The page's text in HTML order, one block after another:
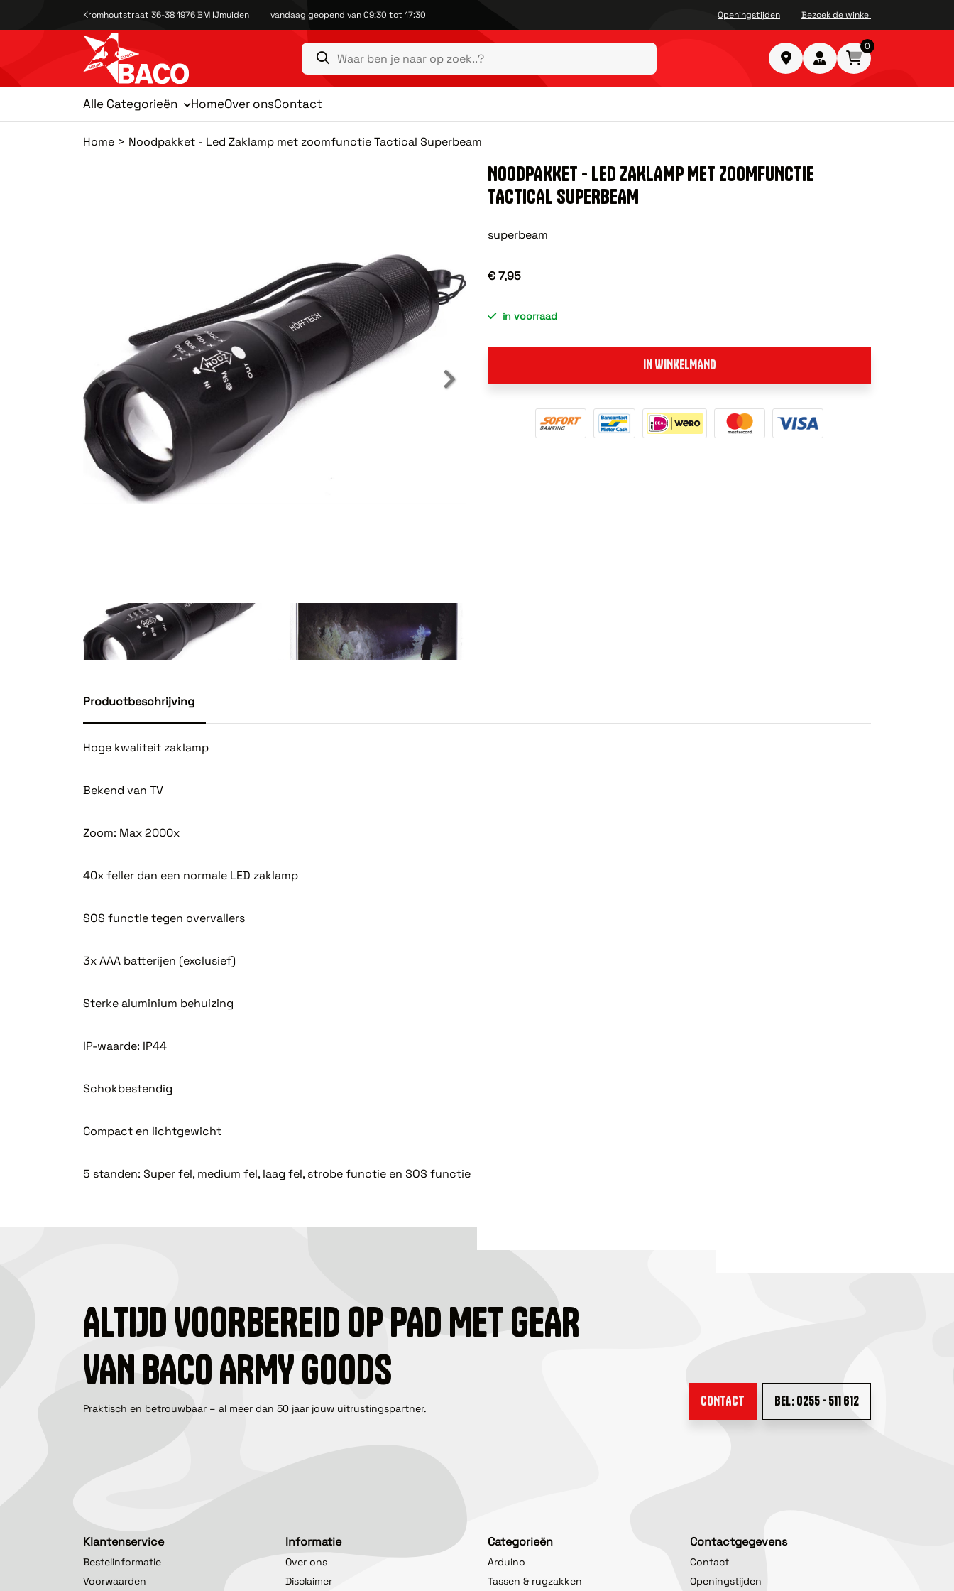
Kromhoutstraat 36-38 1976 BM IJmuiden vandaag geopend van 09:30 tot 17:30 Openingstijden Bezoek de winkel
0
Alle Categorieën HomeOver onsContact
Home Noodpakket - Led Zaklamp met zoomfunctie Tactical Superbeam
NOODPAKKET - LED ZAKLAMP MET ZOOMFUNCTIE
TACTICAL SUPERBEAM
superbeam
€ 7,95
in voorraad
IN WINKELMAND
Productbeschrijving
Hoge kwaliteit zaklamp
Bekend van TV
Zoom: Max 2000x
40x feller dan een normale LED zaklamp
SOS functie tegen overvallers
3x AAA batterijen (exclusief)
Sterke aluminium behuizing
IP-waarde: IP44
Schokbestendig
Compact en lichtgewicht
5 standen: Super fel, medium fel, laag fel, strobe functie en SOS functie
ALTIJD VOORBEREID OP PAD MET GEAR
VAN BACO ARMY GOODS
Praktisch en betrouwbaar – al meer dan 50 jaar jouw uitrustingspartner. CONTACT BEL: 0255 - 511 612
Klantenservice
Bestelinformatie
Voorwaarden
Informatie
Over ons
Disclaimer
Categorieën
Arduino
Tassen & rugzakken
Contactgegevens
Contact
Openingstijden